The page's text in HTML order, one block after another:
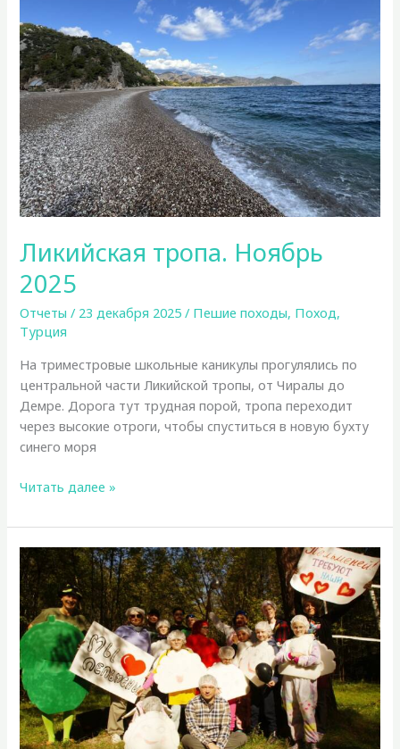
Ликийская тропа. Ноябрь
2025
Отчеты / 23 декабря 2025/ Пешие походы, Поход,
Турция
На триместровые школьные каникулы прогулялись по
центральной части Ликийской тропы, от Чиралы до
Демре. Дорога тут трудная порой, тропа переходит
через высокие отроги, чтобы спуститься в новую бухту
синего моря
Ликийская
Ноябрь
2025
Читать далее »